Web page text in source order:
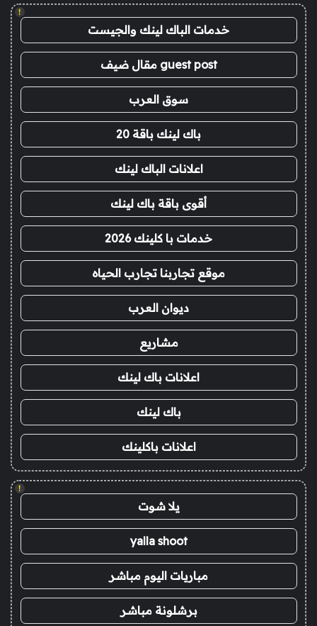
!
خدمات الباك لينك والجيست
guest post مقال ضيف
سوق العرب
باك لينك باقة 20
اعلانات الباك لينك
أقوى باقة باك لينك
خدمات با كلينك 2026
موقع تجاربنا تجارب الحياه
ديوان العرب
مشاريع
اعلانات باك لينك
باك لينك
اعلانات باكلينك
!
يلا شوت
yalla shoot
مباريات اليوم مباشر
برشلونة مباشر